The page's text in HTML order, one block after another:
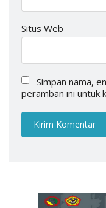
Situs Web
Simpan nama,
peramban ini untuk